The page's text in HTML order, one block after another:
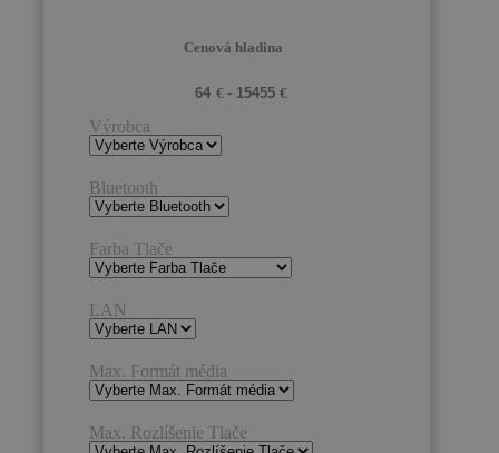
Cenová hladina
Výrobca
Bluetooth
Farba Tlače
LAN
Max. Formát média
Max. Rozlíšenie Tlače